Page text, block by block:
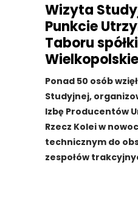
Wizyta
Punkcie
Taboru
Wielkopolskie
Ponad 50 osób
Studyjnej,
Izbę Producentów
Rzecz Kolei w
technicznym do
zespołów